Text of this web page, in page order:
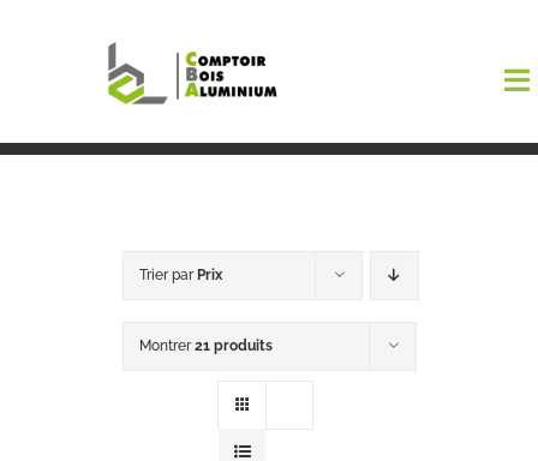
Trier par Prix
Montrer21 produits